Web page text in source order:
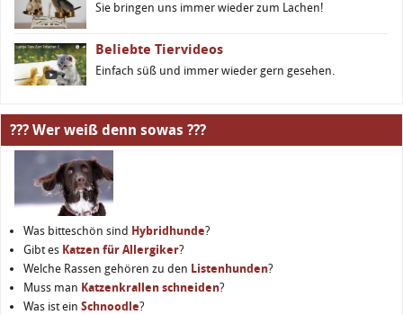
Sie bringen uns immer wieder zum Lachen!
Beliebte Tiervideos
Einfach süß und immer wieder gern gesehen.
??? Wer weiß denn sowas ???
Was bitteschön sind Hybridhunde?
Gibt es Katzen für Allergiker?
Welche Rassen gehören zu den Listenhunden?
Muss man Katzenkrallen schneiden?
Was ist ein Schnoodle?